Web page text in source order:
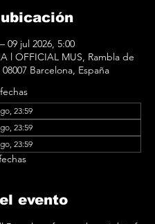
09 jul 2026, 5:00
l OFFICIAL MUS, Rambla de
Barcelona, España
23:59
23:59
23:59
evento